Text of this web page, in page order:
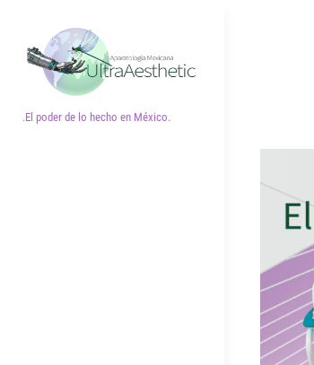
contenido
.El poder de lo hecho en México.